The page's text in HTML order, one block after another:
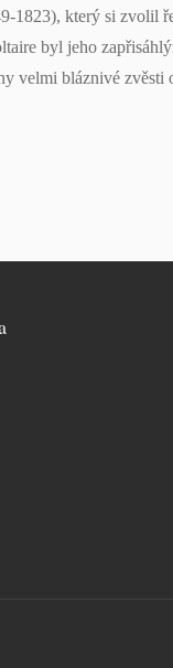
který si zvolil
byl jeho
velmi bláznivé zvěsti